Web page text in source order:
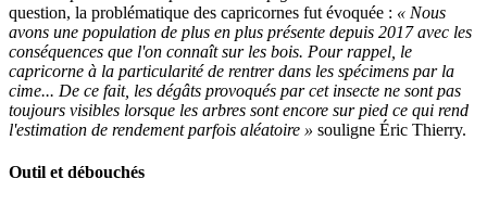
question, la problématique des capricornes fut évoquée : « Nous
avons une population de plus en plus présente depuis 2017 avec les
conséquences que l'on connaît sur les bois. Pour rappel, le
capricorne à la particularité de rentrer dans les spécimens par la
cime... De ce fait, les dégâts provoqués par cet insecte ne sont pas
toujours visibles lorsque les arbres sont encore sur pied ce qui rend
l'estimation de rendement parfois aléatoire » souligne Éric Thierry.
Outil et débouchés